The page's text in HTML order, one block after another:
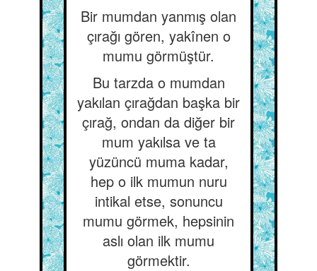
Bir mumdan yanmış olan
çırağı gören, yakînen o
mumu görmüştür.
Bu tarzda o mumdan
yakılan çırağdan başka bir
çırağ, ondan da diğer bir
mum yakılsa ve ta
yüzüncü muma kadar,
hep o ilk mumun nuru
intikal etse, sonuncu
mumu görmek, hepsinin
aslı olan ilk mumu
görmektir.